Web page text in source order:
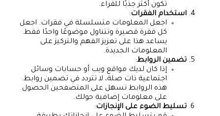
تكون أكثر جذبًا للقراء.
استخدام الفقرات:
اجعل المعلومات متسلسلة في فقرات. اجعل
كل فقرة قصيرة وتتناول موضوعًا واحدًا فقط.
يساعد هذا على تعزيز الفهم والتركيز على
المعلومات الجديدة.
تضمين الروابط:
إذا كان لديك مواقع ويب أو حسابات وسائل
اجتماعية ذات صلة، لا تتردد في تضمين روابط.
هذه الروابط تسهل على المتصفحين الحصول
على معلومات إضافية حولك.
تسليط الضوء على الإنجازات: